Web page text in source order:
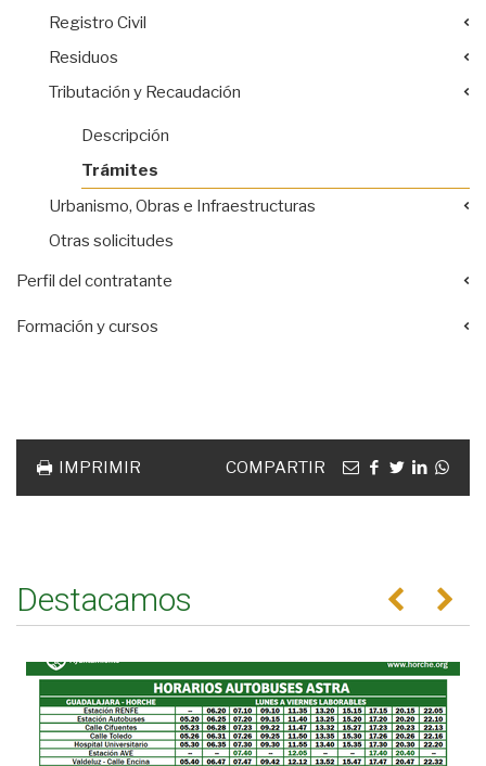
Registro Civil
Residuos
Tributación y Recaudación
Descripción
Trámites
Urbanismo, Obras e Infraestructuras
Otras solicitudes
Perfil del contratante
Formación y cursos
IMPRIMIR COMPARTIR Emailfacebook
twitterlinkedin
Destacamos Anterior